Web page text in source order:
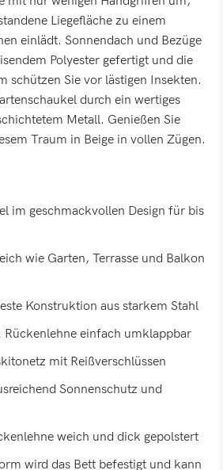
Liegefläche zu einem
einlädt. Sonnendach und Bezüge
Polyester gefertigt und die
schützen Sie vor lästigen Insekten.
durch ein wertiges
Metall. Genießen Sie
Traum in Beige in vollen Zügen.
im geschmackvollen Design für bis
wie Garten, Terrasse und Balkon
Konstruktion aus starkem Stahl
einfach umklappbar
mit Reißverschlüssen
Sonnenschutz und
weich und dick gepolstert
wird das Bett befestigt und kann